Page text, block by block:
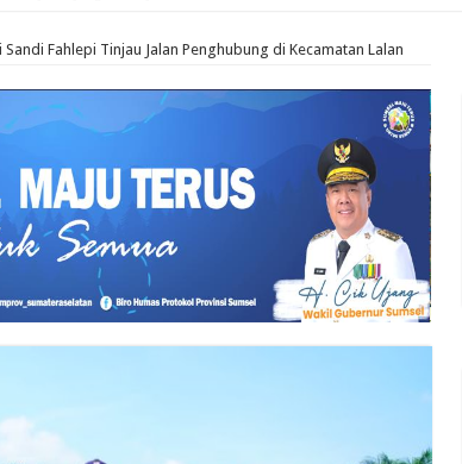
Sandi Fahlepi Tinjau Jalan Penghubung di Kecamatan Lalan